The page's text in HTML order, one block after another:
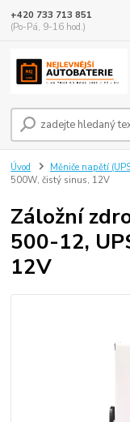
+420 733 713 851
(Po-Pá, 9-16 hod.)
Úvod Měniče napětí
500W, čistý sinus, 12V
Záložní
500-12,
12V